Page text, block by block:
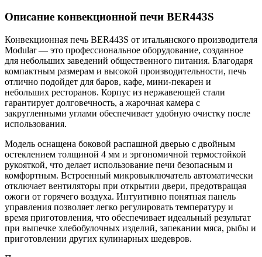
Описание конвекционной печи BER443S
Конвекционная печь BER443S от итальянского производителя
Modular — это профессиональное оборудование, созданное
для небольших заведений общественного питания. Благодаря
компактным размерам и высокой производительности, печь
отлично подойдет для баров, кафе, мини-пекарен и
небольших ресторанов. Корпус из нержавеющей стали
гарантирует долговечность, а жарочная камера с
закругленными углами обеспечивает удобную очистку после
использования.
Модель оснащена боковой распашной дверью с двойным
остеклением толщиной 4 мм и эргономичной термостойкой
рукояткой, что делает использование печи безопасным и
комфортным. Встроенный микровыключатель автоматически
отключает вентиляторы при открытии двери, предотвращая
ожоги от горячего воздуха. Интуитивно понятная панель
управления позволяет легко регулировать температуру и
время приготовления, что обеспечивает идеальный результат
при выпечке хлебобулочных изделий, запекании мяса, рыбы и
приготовлении других кулинарных шедевров.